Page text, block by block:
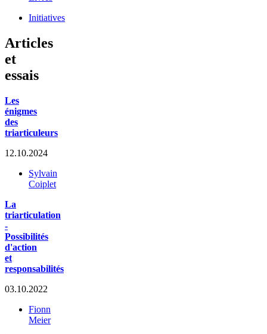
Initiatives
Articles
et
essais
Les
énigmes
des
triarticuleurs
12.10.2024
Sylvain
Coiplet
La
triarticulation
-
Possibilités
d'action
et
responsabilités
03.10.2022
Fionn
Meier